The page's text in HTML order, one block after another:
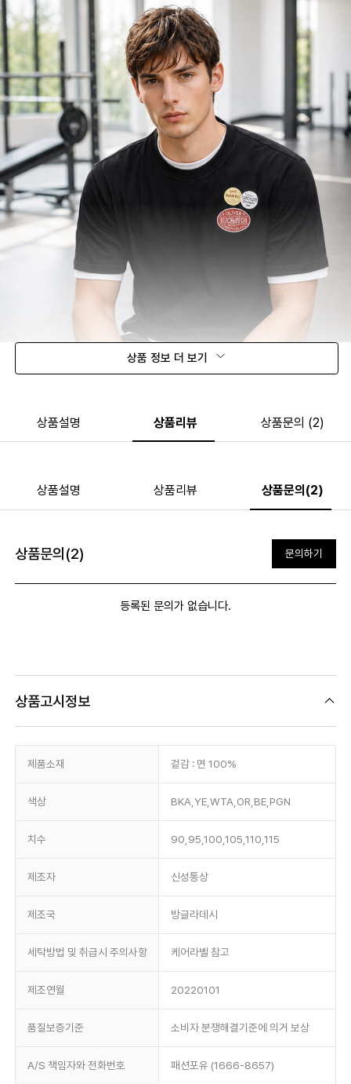
상품 정보 더 보기
상품설명 상품리뷰 상품문의 (2)
상품설명 상품리뷰 상품문의(2)
상품문의(2) 문의하기
등록된 문의가 없습니다.
상품고시정보
제품소재 겉감 : 면 100%
색상 BKA,YE,WTA,OR,BE,PGN
치수 90,95,100,105,110,115
제조자 신성통상
제조국 방글라데시
세탁방법 및 취급시 주의사항 케어라벨 참고
제조연월 20220101
품질보증기준 소비자 분쟁해결기준에 의거 보상
A/S 책임자와 전화번호 패션포유 (1666-8657)